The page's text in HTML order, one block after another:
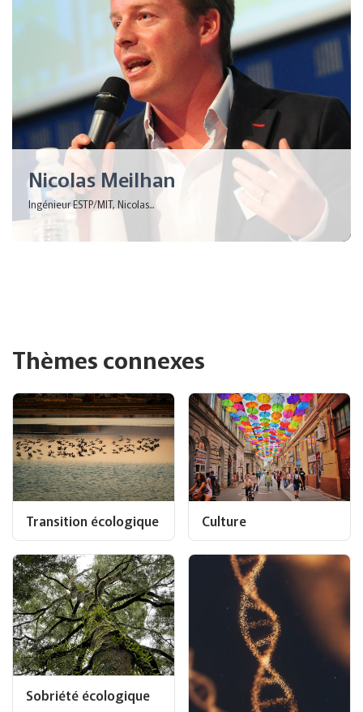
Nicolas Meilhan
Ingénieur ESTP/MIT, Nicolas...
Thèmes connexes
Transition écologique Culture
Sobriété écologique